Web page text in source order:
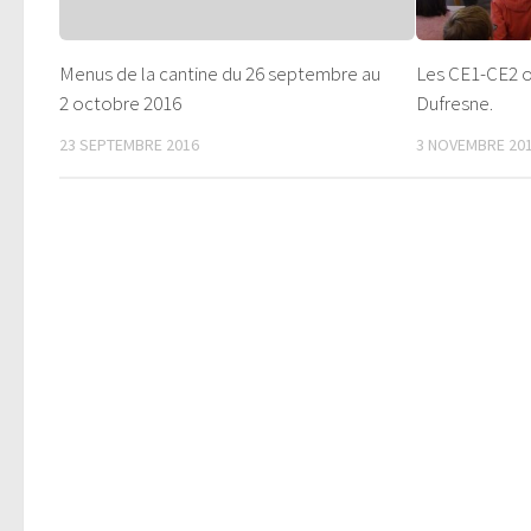
Menus de la cantine du 26 septembre au
2 octobre 2016
23 SEPTEMBRE 2016
Les CE1-
Dufresne.
3 NOVEMBRE